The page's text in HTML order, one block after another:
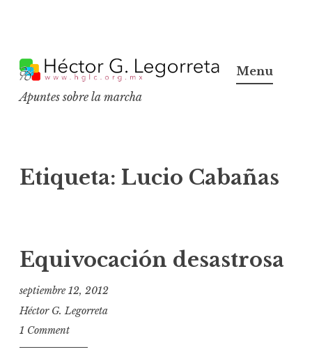
k
p
c
o
n
Apuntes sobre la marcha
Menu
Etiqueta: Lucio Cabañas
Equivocación desastrosa
septiembre 12, 2012
Héctor G. Legorreta
1 Comment